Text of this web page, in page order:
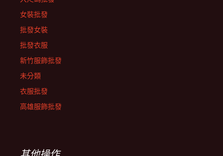
女裝批發
批發女裝
批發衣服
新竹服飾批發
未分類
衣服批發
高雄服飾批發